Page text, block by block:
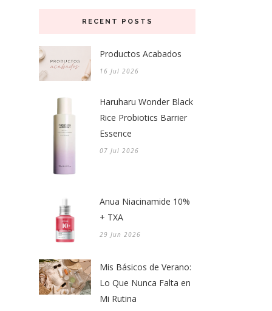
RECENT POSTS
Productos Acabados
16 Jul 2026
Haruharu Wonder Black
Rice Probiotics Barrier
Essence
07 Jul 2026
Anua Niacinamide 10%
+ TXA
29 Jun 2026
Mis Básicos de Verano:
Lo Que Nunca Falta en
Mi Rutina